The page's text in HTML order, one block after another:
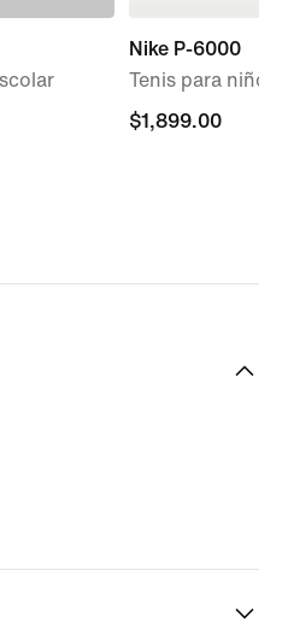
Nike P-6000
Tenis para niños
$1,899.00
$1,899.00